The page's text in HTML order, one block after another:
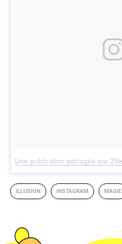
ILLUSION INSTAGRAM MAGIE